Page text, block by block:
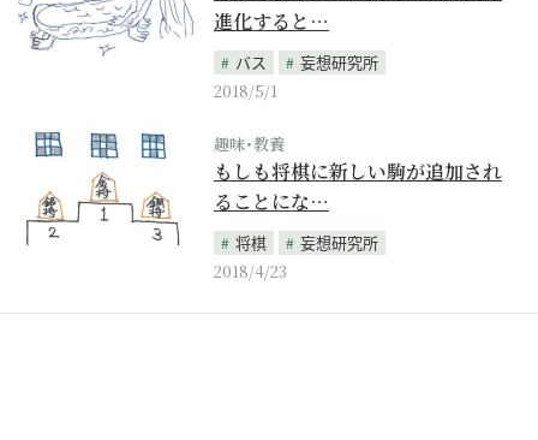
進化すると…
バス
妄想研究所
2018/5/1
趣味･教養
もしも将棋に新しい駒が追加され
ることにな…
将棋
妄想研究所
2018/4/23